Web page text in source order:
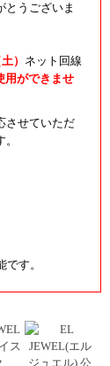
とうございま
） ネット回線
用ができませ
させていただ
す。